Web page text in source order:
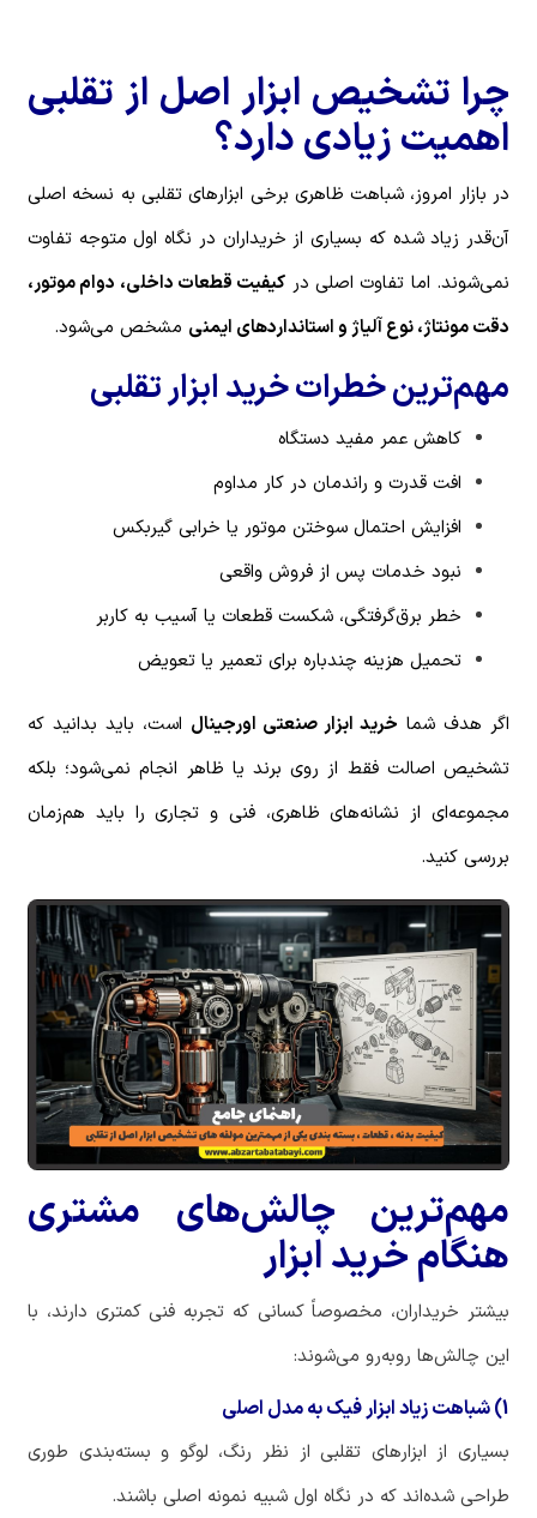
چرا تشخیص ابزار اصل از تقلبی
اهمیت زیادی دارد؟
در بازار امروز، شباهت ظاهری برخی ابزارهای تقلبی به نسخه اصلی
آن‌قدر زیاد شده که بسیاری از خریداران در نگاه اول متوجه تفاوت
نمی‌شوند. اما تفاوت اصلی در کیفیت قطعات داخلی، دوام موتور،
دقت مونتاژ، نوع آلیاژ و استانداردهای ایمنی مشخص می‌شود.
مهم‌ترین خطرات خرید ابزار تقلبی
کاهش عمر مفید دستگاه
افت قدرت و راندمان در کار مداوم
افزایش احتمال سوختن موتور یا خرابی گیربکس
نبود خدمات پس از فروش واقعی
خطر برق‌گرفتگی، شکست قطعات یا آسیب به کاربر
تحمیل هزینه چندباره برای تعمیر یا تعویض
اگر هدف شما خرید ابزار صنعتی اورجینال است، باید بدانید که
تشخیص اصالت فقط از روی برند یا ظاهر انجام نمی‌شود؛ بلکه
مجموعه‌ای از نشانه‌های ظاهری، فنی و تجاری را باید هم‌زمان
بررسی کنید.
مهم‌ترین چالش‌های مشتری
هنگام خرید ابزار
بیشتر خریداران، مخصوصاً کسانی که تجربه فنی کمتری دارند، با
این چالش‌ها روبه‌رو می‌شوند:
1) شباهت زیاد ابزار فیک به مدل اصلی
بسیاری از ابزارهای تقلبی از نظر رنگ، لوگو و بسته‌بندی طوری
طراحی شده‌اند که در نگاه اول شبیه نمونه اصلی باشند.